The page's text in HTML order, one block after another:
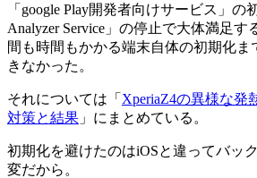
「google Play開発者向けサービス」の
Analyzer Service」の停止で大体満足
間も時間もかかる端末自体の初期化ま
きなかった。
それについては「 XperiaZ4の異様な発
対策と結果 」にまとめている。
初期化を避けたのはiOSと違ってバッ
変だから。